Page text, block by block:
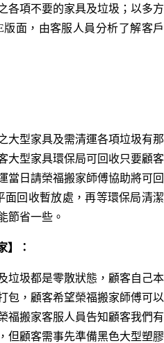
各項不要的家具及垃圾；以多方
面，由客服人員分析了解客戶
大型家具及需清運各項垃圾有那
大型家具環保局可回收只要顧客
當日請榮福搬家師傅協助將可回
面回收暫放處，再等環保局清潔
節省一些。
】 ：
垃圾都是零散狀態，顧客自己本
包，顧客希望榮福搬家師傅可以
福搬家客服人員告知顧客我們有
但顧客需事先準備黑色大型塑膠